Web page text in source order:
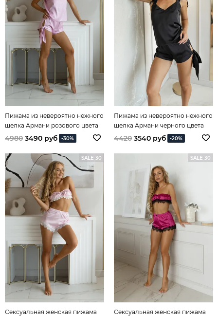
Пижама из невероятно нежного
шелка Армани розового цвета
4980 3490 руб -30%
Пижама из невероятно нежного
шелка Армани черного цвета
4420 3540 руб -20%
SALE 30
Сексуальная женская пижама
SALE 30
Сексуальная женская пижама